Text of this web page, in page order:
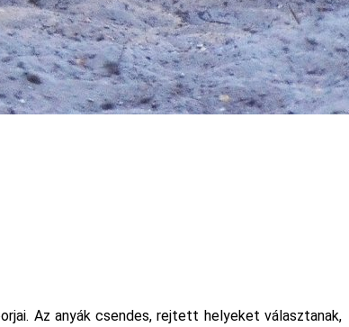
Az anyák csendes, rejtett helyeket választanak,